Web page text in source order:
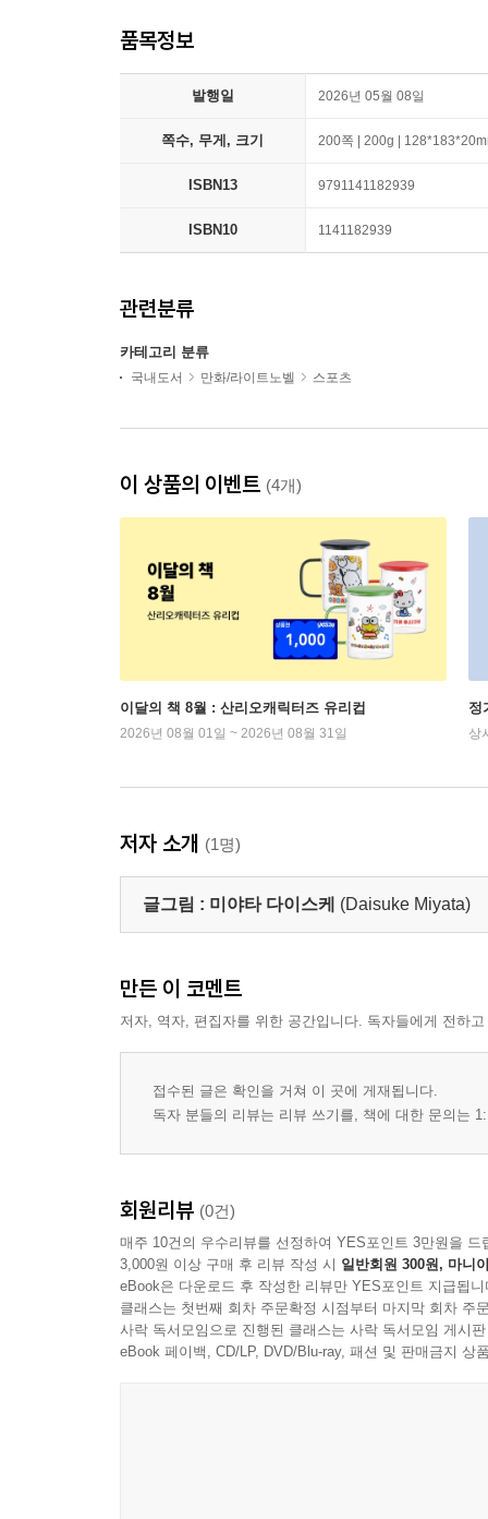
품목정보
발행일 2026년 05월 08일
쪽수, 무게, 크기 200쪽 | 200g |
ISBN13 9791141182939
ISBN10 1141182939
관련분류
카테고리 분류
국내도서 만화/라이트노벨 스포츠
이 상품의 이벤트 (4개)
이달의 책 8월 : 산리오캐릭터즈 유리컵
2026년 08월 01일 ~ 2026년 08월 31일
정
상
저자 소개 (1명)
글그림 : 미야타 다이스케 (Daisuke Miyata)
만든 이 코멘트
저자, 역자, 편집자를 위한 공간입니다. 독자들에게 전하
접수된 글은 확인을 거쳐 이 곳에 게재됩니다.
독자 분들의 리뷰는 리뷰 쓰기를, 책에 대한 문의는
회원리뷰 (0건)
매주 10건의 우수리뷰를 선정하여 YES포인트 3만원을 드
3,000원 이상 구매 후 리뷰 작성 시 일반회원 300원, 마니
eBook은 다운로드 후 작성한 리뷰만 YES포인트 지급됩니
클래스는 첫번째 회차 주문확정 시점부터 마지막 회차 주
사락 독서모임으로 진행된 클래스는 사락 독서모임 게시
eBook 페이백, CD/LP, DVD/Blu-ray, 패션 및 판매금지 상